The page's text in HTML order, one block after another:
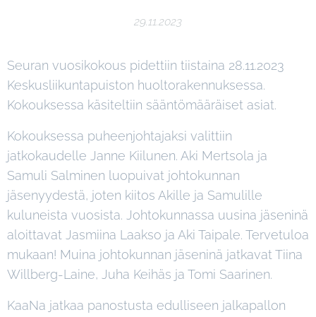
29.11.2023
Seuran vuosikokous pidettiin tiistaina 28.11.2023
Keskusliikuntapuiston huoltorakennuksessa.
Kokouksessa käsiteltiin sääntömääräiset asiat.
Kokouksessa puheenjohtajaksi valittiin
jatkokaudelle Janne Kiilunen. Aki Mertsola ja
Samuli Salminen luopuivat johtokunnan
jäsenyydestä, joten kiitos Akille ja Samulille
kuluneista vuosista. Johtokunnassa uusina jäseninä
aloittavat Jasmiina Laakso ja Aki Taipale. Tervetuloa
mukaan! Muina johtokunnan jäseninä jatkavat Tiina
Willberg-Laine, Juha Keihäs ja Tomi Saarinen.
KaaNa jatkaa panostusta edulliseen jalkapallon